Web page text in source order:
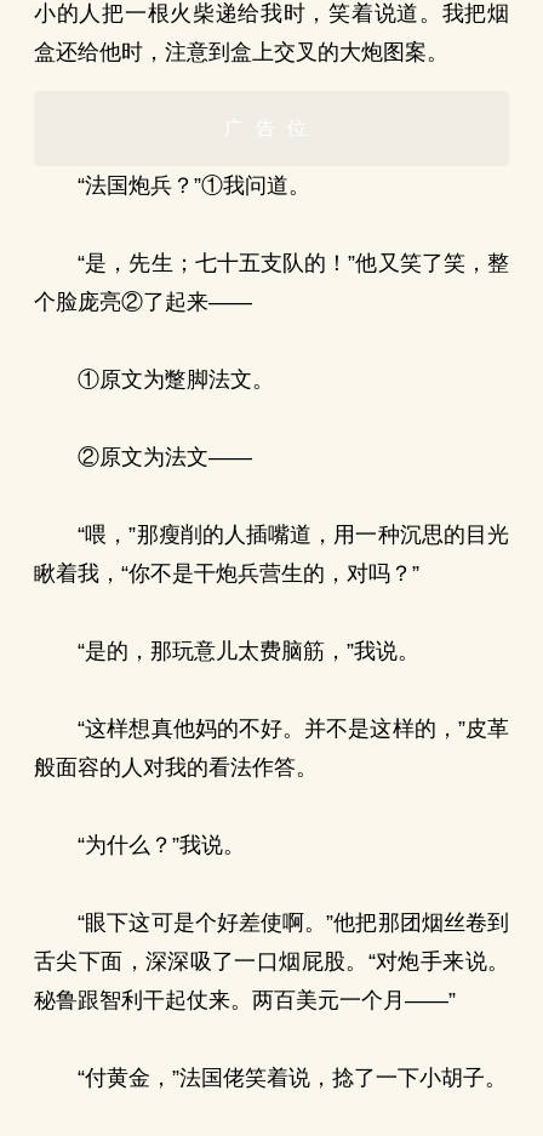
小的人把一根火柴递给我时，笑着说道。我把烟
盒还给他时，注意到盒上交叉的大炮图案。
广告位
“法国炮兵？”①我问道。
“是，先生；七十五支队的！”他又笑了笑，整
个脸庞亮②了起来——
①原文为蹩脚法文。
②原文为法文——
“喂，”那瘦削的人插嘴道，用一种沉思的目光
瞅着我，“你不是干炮兵营生的，对吗？”
“是的，那玩意儿太费脑筋，”我说。
“这样想真他妈的不好。并不是这样的，”皮革
般面容的人对我的看法作答。
“为什么？”我说。
“眼下这可是个好差使啊。”他把那团烟丝卷到
舌尖下面，深深吸了一口烟屁股。“对炮手来说。
秘鲁跟智利干起仗来。两百美元一个月——”
“付黄金，”法国佬笑着说，捻了一下小胡子。